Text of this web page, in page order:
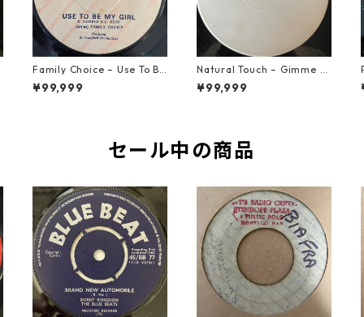
Family Choice – Use To Be
My Girl【7-22004】
¥99,999
Natural Touch – Gimme G
ood Loving【12-50055】
¥99,999
セール中の商品